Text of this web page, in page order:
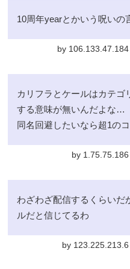
10周年yearとかいう呪いの
by 106.133.47.184
カリフラとケールはカテゴ
する意味が無いんだよな…
同名回避したいなら超1の
by
わざわざ配信するくらいだ
ルだと信じてるわ
by 123.225.213.6